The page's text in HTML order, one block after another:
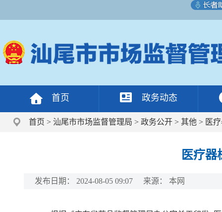
首页 政务动态
首页 > 汕尾市市场监督管理局 > 政务公开 > 其他 > 医
医疗器
发布日期： 2024-08-05 09:07 来源： 本网